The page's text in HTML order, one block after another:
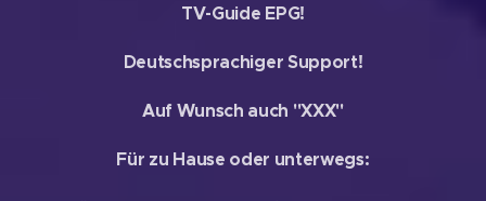
TV-Guide EPG!
Deutschsprachiger Support!
Auf Wunsch auch "XXX"
Für zu Hause oder unterwegs: